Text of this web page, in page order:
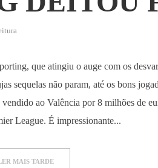
que atingiu o auge com os
sequelas não param, até os bons
ao Valência por 8 milhões de
League. É impressionante...
MAIS TARDE